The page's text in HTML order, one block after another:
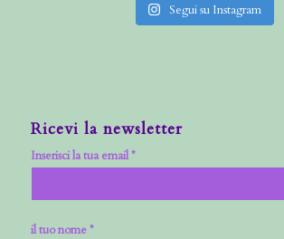
Segui su Instagram
Ricevi la newsletter
Inserisci la tua email *
il tuo nome *